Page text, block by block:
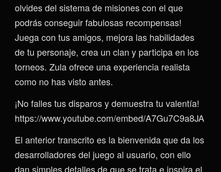
olvides del sistema de misiones con el que
podrás conseguir fabulosas recompensas!
Juega con tus amigos, mejora las habilidades
de tu personaje, crea un clan y participa en los
torneos. Zula ofrece una experiencia realista
como no has visto antes.
¡No falles tus disparos y demuestra tu valentía!
https://www.youtube.com/embed/A7Gu7C9a8JA
El anterior transcrito es la bienvenida que da los
desarrolladores del juego al usuario, con ello
dan simples detalles de que se trata e inspira el